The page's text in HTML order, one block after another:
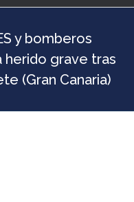
y bomberos
herido grave tras
(Gran Canaria)